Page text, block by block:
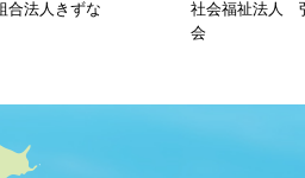
祉法人 弘生福祉
株式会社のろし